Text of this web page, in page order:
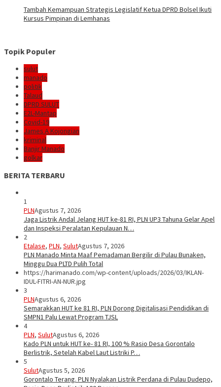
Tambah Kemampuan Strategis Legislatif Ketua DPRD Bolsel Ikuti
Kursus Pimpinan di Lemhanas
Topik Populer
sulut
manado
politik
Talaud
DPRD SULUT
E2L-Mantap
Covid-19
James A Kojongian
kriminal
Banjir Manado
golkar
BERITA TERBARU
1
PLNAgustus 7, 2026
Jaga Listrik Andal Jelang HUT ke-81 RI, PLN UP3 Tahuna Gelar Apel
dan Inspeksi Peralatan Kepulauan N…
2
Etalase, PLN, SulutAgustus 7, 2026
PLN Manado Minta Maaf Pemadaman Bergilir di Pulau Bunaken,
Minggu Dua PLTD Pulih Total
https://harimanado.com/wp-content/uploads/2026/03/IKLAN-
IDUL-FITRI-AN-NUR.jpg
3
PLNAgustus 6, 2026
Semarakkan HUT ke 81 RI, PLN Dorong Digitalisasi Pendidikan di
SMPN1 Palu Lewat Program TJSL
4
PLN, SulutAgustus 6, 2026
Kado PLN untuk HUT ke- 81 RI, 100 % Rasio Desa Gorontalo
Berlistrik, Setelah Kabel Laut Listriki P…
5
SulutAgustus 5, 2026
Gorontalo Terang. PLN Nyalakan Listrik Perdana di Pulau Dudepo,